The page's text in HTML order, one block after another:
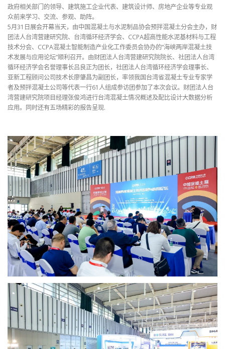
政府相关部门的领导、建筑施工企业代表、建筑设计师、房地产企业等专业观
众前来学习、交流、参观、助阵。
5月31日展会开幕当天，由中国混凝土与水泥制品协会预拌混凝土分会主办，财
团法人台湾营建研究院、台湾循环经济学会、CCPA超高性能水泥基材料与工程
技术分会、CCPA混凝土智能制造产业化工作委员会协办的“海峡两岸混凝土技
术发展与应用论坛”顺利召开。由财团法人台湾营建研究院院长、社团法人台湾
循环经济学会名誉理事长吕良正为团长，社团法人台湾循环经济学会理事长、
亚新工程顾问公司技术长廖肇昌为副团长，率领我国台湾省混凝土专业专家学
者及预拌混凝土公司等代表一行61人组成参访团参加了本次会议。财团法人台
湾营建研究院项目经理张俊鸿进行台湾混凝土情况概述及配比设计大数据分析
应用。同时还有五场精彩的报告呈现.